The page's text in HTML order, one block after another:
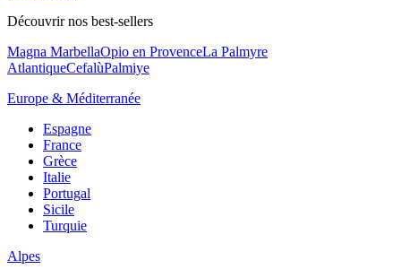
Découvrir nos best-sellers
Magna MarbellaOpio en ProvenceLa Palmyre
AtlantiqueCefalùPalmiye
Europe & Méditerranée
Espagne
France
Grèce
Italie
Portugal
Sicile
Turquie
Alpes